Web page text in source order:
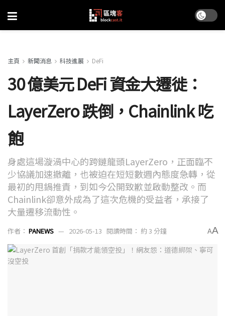
主頁 新聞消息 科技進展 DeFi
30 億美元 DeFi 資金大遷徙：
LayerZero 跌倒，Chainlink 吃
飽
身處這場漩渦中心的跨鏈龍頭LayerZero，正面臨不
少協議加速撤離，也被迫在短短數週內態度急轉，從
最初的甩鍋推責，到如今公開致歉並啟動整改。而
Chainlink卻意外成為了這次危機的受益者，承接了
大量遷移流動性。
作者： PANEWS 2026-05-13 閱讀時間： 約 3 分鐘 AA